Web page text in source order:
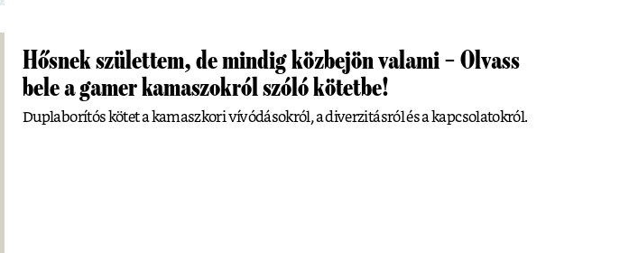
Hősnek születtem, de mindig közbejön valami – Olvass
bele a gamer kamaszokról szóló kötetbe!
Duplaborítós kötet a kamaszkori vívódásokról, a diverzitásról és a kapcsolatokról.